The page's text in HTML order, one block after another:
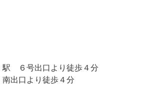
駅 ６号出口より徒歩４分
出口より徒歩４分